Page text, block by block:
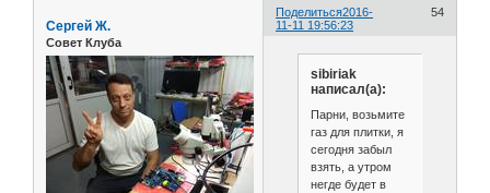
Поделиться 54
2016-
11-11 19:56:23
Сергей Ж.
Совет Клуба
sibiriak
написал(а):
Парни, возьмите
газ для плитки, я
сегодня забыл
взять, а утром
негде будет в